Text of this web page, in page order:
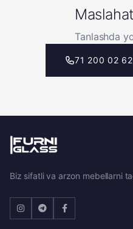
Tanlashda
71 200 02 62
Biz sifatli va arzon mebellarni